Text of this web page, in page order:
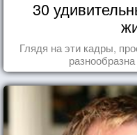
30
Глядя на эти кадры,